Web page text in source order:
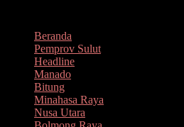
kontenBeranda
Pemprov Sulut
Headline
Manado
Bitung
Minahasa Raya
Nusa Utara